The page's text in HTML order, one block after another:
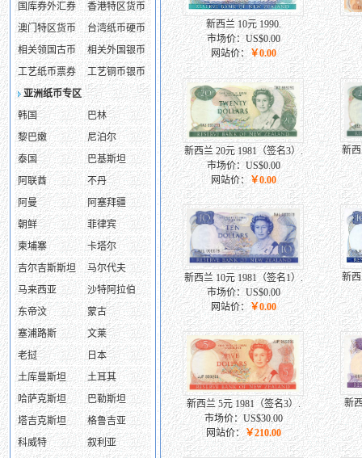
国库券外汇券
香港特区货币
澳门特区货币
台湾纸币硬币
相关领国古币
相关外国银币
工艺纸币票券
工艺铜币银币
亚洲纸币专区
韩国
巴林
黎巴嫩
尼泊尔
泰国
巴基斯坦
阿联酋
不丹
阿曼
阿塞拜疆
朝鲜
菲律宾
柬埔寨
卡塔尔
吉尔吉斯斯坦
马尔代夫
马来西亚
沙特阿拉伯
东帝汶
蒙古
塞浦路斯
文莱
老挝
日本
土库曼斯坦
土耳其
哈萨克斯坦
巴勒斯坦
塔吉克斯坦
格鲁吉亚
科威特
叙利亚
新西兰 10元 1990.
市场价：US$0.00
网站价： ￥0.00
新西兰 20元 1981（签名3）.
市场价：US$0.00
网站价： ￥0.00
新
新西兰 10元 1981（签名1）.
市场价：US$0.00
网站价： ￥0.00
新
新西兰 5元 1981（签名3）.
市场价：US$30.00
网站价：￥210.00
新